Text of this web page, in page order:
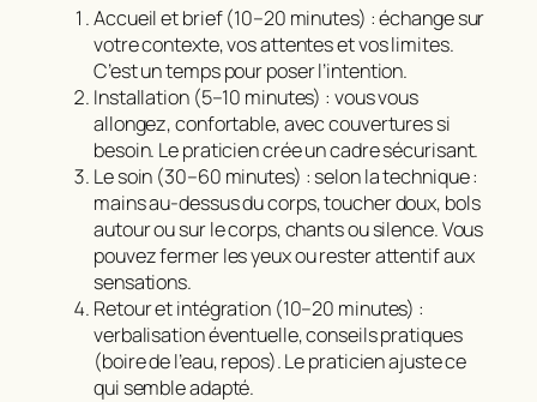
Accueil et brief (10–20 minutes) : échange sur
votre contexte, vos attentes et vos limites.
C’est un temps pour poser l’intention.
Installation (5–10 minutes) : vous vous
allongez, confortable, avec couvertures si
besoin. Le praticien crée un cadre sécurisant.
Le soin (30–60 minutes) : selon la technique :
mains au-dessus du corps, toucher doux, bols
autour ou sur le corps, chants ou silence. Vous
pouvez fermer les yeux ou rester attentif aux
sensations.
Retour et intégration (10–20 minutes) :
verbalisation éventuelle, conseils pratiques
(boire de l’eau, repos). Le praticien ajuste ce
qui semble adapté.